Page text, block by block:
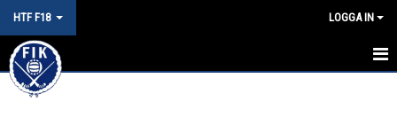
HTF F18 LOGGA IN
HEM